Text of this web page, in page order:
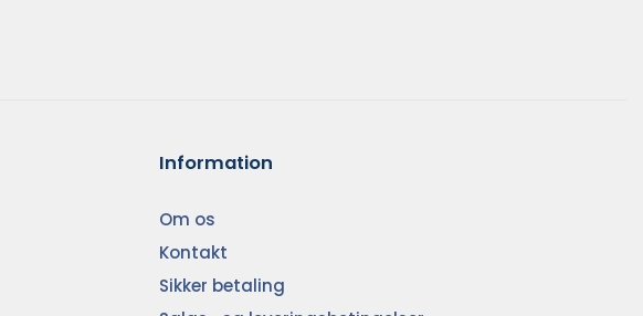
Information
Om os
Kontakt
Sikker betaling